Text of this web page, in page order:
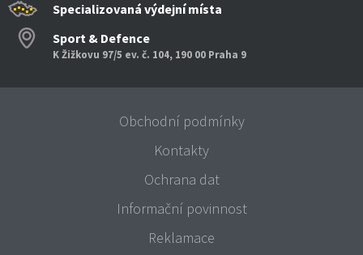
Specializovaná výdejní místa
Sport & Defence
K Žižkovu 97/5 ev. č. 104, 190 00 Praha 9
Obchodní podmínky
Kontakty
Ochrana dat
Informační povinnost
Reklamace